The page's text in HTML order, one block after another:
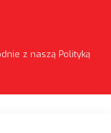
z naszą Polityką